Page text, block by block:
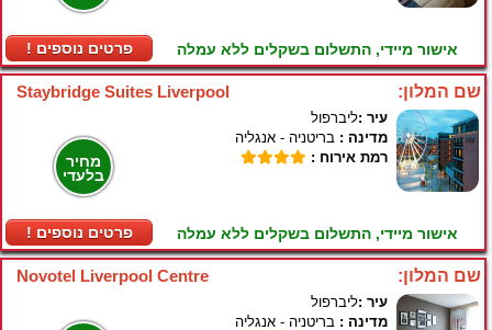
! פרטים נוספים אישור מיידי, התשלום בשקלים ללא עמלה
Staybridge Suites Liverpool שם המלון:
מחיר
בלעדי
! פרטים נוספים
עיר :ליברפול
מדינה : בריטניה - אנגליה
רמת אירוח :
אישור מיידי, התשלום בשקלים ללא עמלה
Novotel Liverpool Centre שם המלון:
עיר :ליברפול
מדינה : בריטניה - אנגליה